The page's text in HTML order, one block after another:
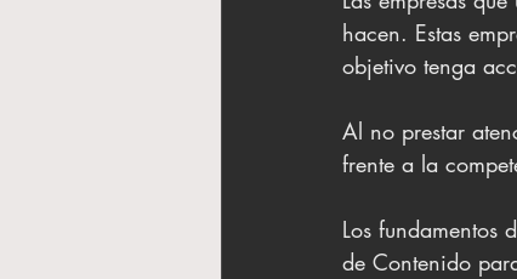
hacen. Estas
objetivo tenga
Al no prestar
frente a la
Los fundamentos
de Contenido